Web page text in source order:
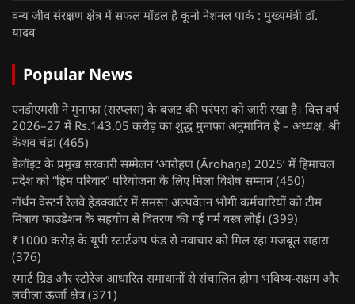
वन्य जीव संरक्षण क्षेत्र में सफल मॉडल है कूनो नेशनल पार्क : मुख्यमंत्री डॉ.
यादव
Popular News
एनडीएमसी ने मुनाफा (सरप्लस) के बजट की परंपरा को जारी रखा है। वित्त वर्ष
2026–27 में Rs.143.05 करोड़ का शुद्ध मुनाफा अनुमानित है – अध्यक्ष, श्री
केशव चंद्रा (465)
डेलॉइट के प्रमुख सरकारी सम्मेलन ‘आरोहण (Ārohaṇa) 2025’ में हिमाचल
प्रदेश को “हिम परिवार” परियोजना के लिए मिला विशेष सम्मान (450)
नॉर्थन वेस्टर्न रेलवे हेडक्वार्टर में समस्त अल्पवेतन भोगी कर्मचारियों को टीम
मित्राय फाउंडेशन के सहयोग से वितरण की गई गर्म वस्त्र लोई। (399)
₹1000 करोड़ के यूपी स्टार्टअप फंड से नवाचार को मिल रहा मजबूत सहारा
(376)
स्मार्ट ग्रिड और स्टोरेज आधारित समाधानों से संचालित होगा भविष्य-सक्षम और
लचीला ऊर्जा क्षेत्र (371)